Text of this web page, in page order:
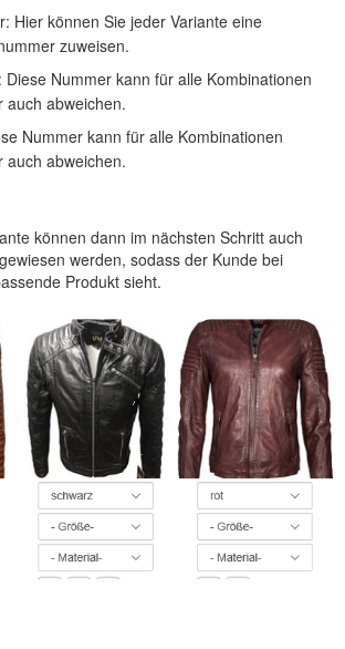
Hier können Sie jeder Variante eine
zuweisen.
Nummer kann für alle Kombinationen
auch abweichen.
Nummer kann für alle Kombinationen
auch abweichen.
können dann im nächsten Schritt auch
werden, sodass der Kunde bei
Produkt sieht.